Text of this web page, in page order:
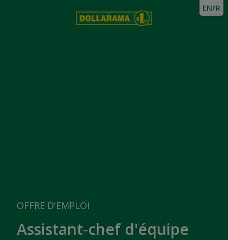
OFFRE D'EMPLOI
Assistant-chef d'équipe
ENFR